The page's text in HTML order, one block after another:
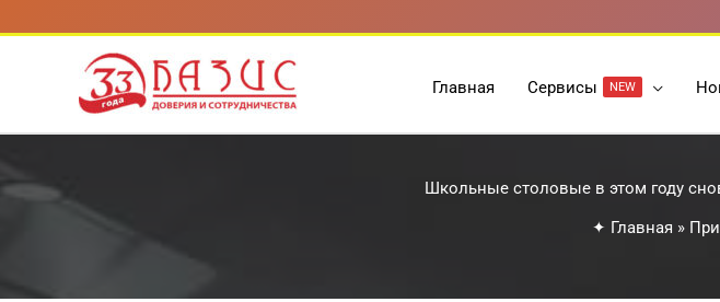
к
содержимому
Главная Cервисы NEW
Школьные столовые в этом году
✦ Главная »